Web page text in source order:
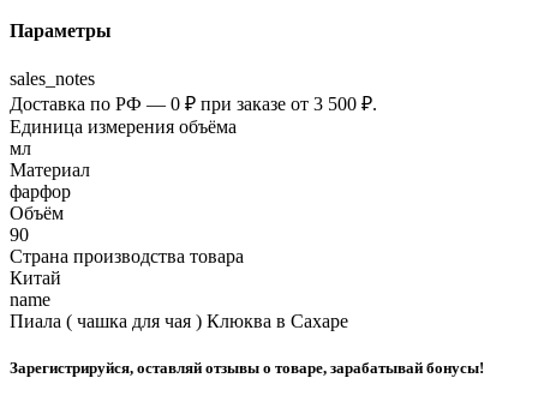
Параметры
sales_notes
Доставка по РФ — 0 ₽ при заказе от 3 500 ₽.
Единица измерения объёма
мл
Материал
фарфор
Объём
90
Страна производства товара
Китай
name
Пиала ( чашка для чая ) Клюква в Сахаре
Зарегистрируйся, оставляй отзывы о товаре, зарабатывай бонусы!